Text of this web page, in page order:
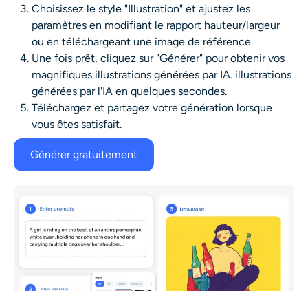
Choisissez le style "Illustration" et ajustez les
paramètres en modifiant le rapport hauteur/largeur
ou en téléchargeant une image de référence.
Une fois prêt, cliquez sur "Générer" pour obtenir vos
magnifiques illustrations générées par IA.illustrations
générées par l'IAen quelques secondes.
Téléchargez et partagez votre génération lorsque
vous êtes satisfait.
Générer gratuitement